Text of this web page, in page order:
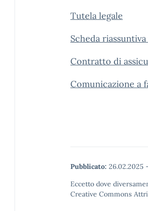
Tutela legale
Scheda
Contratto di
Comunicazione a
Pubblicato: 26.02.2025 -
Eccetto dove
Creative Commons